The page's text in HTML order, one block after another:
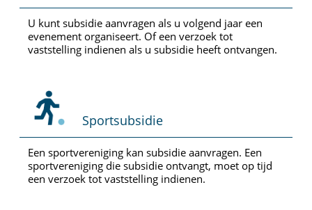
U kunt subsidie aanvragen als u volgend jaar een
evenement organiseert. Of een verzoek tot
vaststelling indienen als u subsidie heeft ontvangen.
Sportsubsidie
Een sportvereniging kan subsidie aanvragen. Een
sportvereniging die subsidie ontvangt, moet op tijd
een verzoek tot vaststelling indienen.